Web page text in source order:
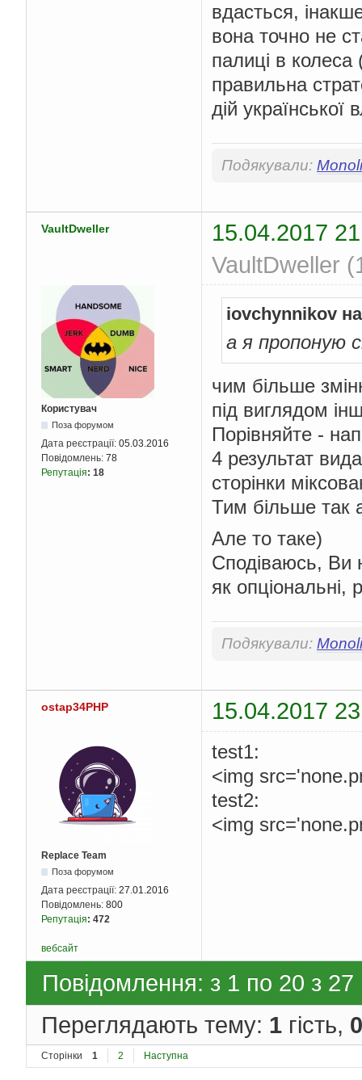
вдасться,
вона точно не
палиці в
правильна
дій
Подякували:
VaultDweller
15.04.2017
VaultDweller
Користувач
Поза форумом
Дата реєстрації: 05.03.2016
Повідомлень: 78
Репутація: 18
iovchynnikov
а я пропоную
чим більше
під виглядом
Порівняйте -
4 результат
сторінки
Тим більше так
Але то таке)
Сподіваюсь, Ви
як опціональні,
Подякували:
ostap34PHP 15.04.2017
Replace Team
Поза форумом
Дата реєстрації: 27.01.2016
Повідомлень: 800
Репутація: 472
test1:
<img
test2:
<img
вебсайт
Повідомлення: з 1 по 20 з 27
Переглядають тему: 1 гість, 0
Сторінки 1 2 Наступна